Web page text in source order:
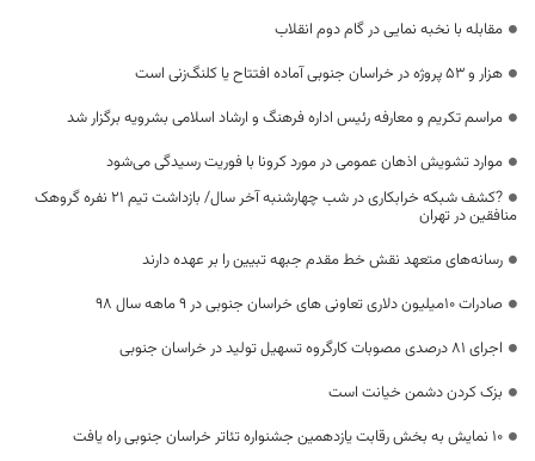
مقابله با نخبه نمایی در گام دوم انقلاب
هزار و ۵۳ پروژه در خراسان جنوبی آماده افتتاح یا کلنگ‌زنی است
مراسم تکریم و معارفه رئیس اداره فرهنگ و ارشاد اسلامی بشرویه برگزار شد
موارد تشویش اذهان عمومی در مورد کرونا با فوریت رسیدگی می‌شود
?کشف شبکه خرابکاری در شب چهارشنبه آخر سال‌/ بازداشت تیم ۲۱ نفره گروهک
منافقین در تهران
رسانه‌های متعهد نقش خط مقدم جبهه تبیین را بر عهده دارند
صادرات 10میلیون دلاری تعاونی های خراسان جنوبی در 9 ماهه سال 98
اجرای ۸۱ درصدی مصوبات کارگروه تسهیل تولید در خراسان جنوبی
بزک کردن دشمن خیانت است
١٠ نمایش به بخش رقابت یازدهمین جشنواره تئاتر خراسان جنوبی راه یافت